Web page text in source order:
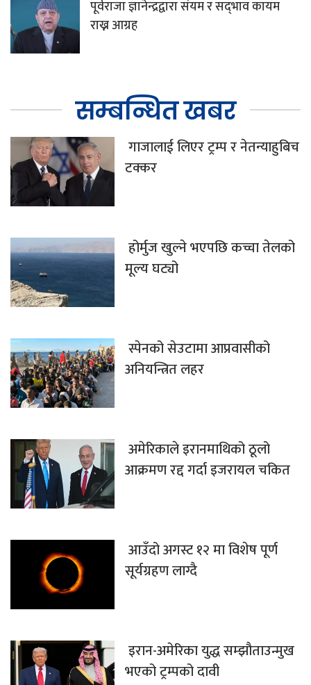
पूर्वराजा ज्ञानेन्द्रद्वारा संयम र सद्‌भाव कायम
राख्न आग्रह
सम्बन्धित खबर
गाजालाई लिएर ट्रम्प र नेतन्याहुबिच
टक्कर
होर्मुज खुल्ने भएपछि कच्चा तेलको
मूल्य घट्यो
स्पेनको सेउटामा आप्रवासीको
अनियन्त्रित लहर
अमेरिकाले इरानमाथिको ठूलो
आक्रमण रद्द गर्दा इजरायल चकित
आउँदो अगस्ट १२ मा विशेष पूर्ण
सूर्यग्रहण लाग्दै
इरान-अमेरिका युद्ध सम्झौताउन्मुख
भएको ट्रम्पको दावी